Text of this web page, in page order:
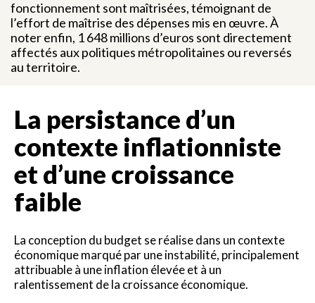
fonctionnement sont maîtrisées, témoignant de
l’effort de maîtrise des dépenses mis en œuvre. À
noter enfin, 1 648 millions d’euros sont directement
affectés aux politiques métropolitaines ou reversés
au territoire.
La persistance d’un
contexte inflationniste
et d’une croissance
faible
La conception du budget se réalise dans un contexte
économique marqué par une instabilité, principalement
attribuable à une inflation élevée et à un
ralentissement de la croissance économique.